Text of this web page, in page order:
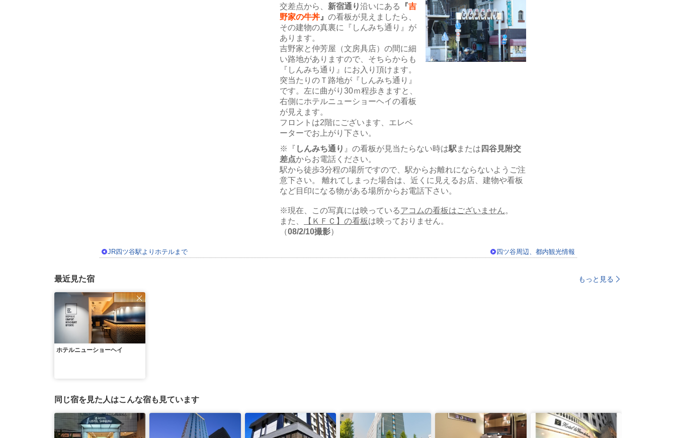
交差点から、 新宿通り沿いにある 『吉
野家の牛丼 』 の看板が見えましたら、
その建物の真裏に『しんみち通り』が
あります。
吉野家と仲芳屋（文房具店）の間に細
い路地がありますので、そちらからも
『しんみち通り』にお入り頂けます。
突当たりのＴ路地が『しんみち通り』
です。左に曲がり30ｍ程歩きますと、
右側にホテルニューショーヘイの看板
が見えます。
フロントは2階にございます、エレベ
ーターでお上がり下さい。
※『 しんみち通り 』の看板が見当たらない時は駅 または 四谷見附交
差点からお電話ください。
駅から徒歩3分程の場所ですので、駅からお離れにならないようご注
意下さい。 離れてしまった場合は、近くに見えるお店、建物や看板
など目印になる物がある場所からお電話下さい。
※現在、この写真には映っているアコムの看板はございません。
また、
【ＫＦＣ】の看板は映っておりません。
（08/2/10撮影）
JR四ツ谷駅よりホテルまで 四ツ谷周辺、都内観光情報
最近見た宿 もっと見る
ホテルニューショーヘイ
同じ宿を見た人はこんな宿も見ています